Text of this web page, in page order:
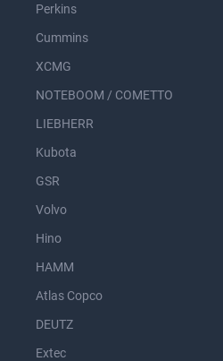
Perkins
Cummins
XCMG
NOTEBOOM / COMETTO
LIEBHERR
Kubota
GSR
Volvo
Hino
HAMM
Atlas Copco
DEUTZ
Extec